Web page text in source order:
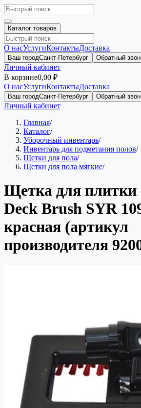
Каталог товаров
О насУслугиКонтактыДоставка
Ваш городСанкт-Петербург Обратный
Личный кабинет
В корзине0,00 ₽
О насУслугиКонтактыДоставка
Ваш городСанкт-Петербург Обратный
Личный кабинет
Главная/
Каталог/
Уборочный инвентарь/
Инвентарь для подметания полов/
Щетки для пола/
Щетки для пола мягкие/
Щетка для плитки
Deck Brush SYR
красная (артикул
производителя